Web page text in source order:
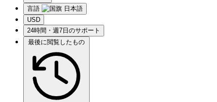
言語
USD
24時間・週7日のサポート
最後に閲覧したもの